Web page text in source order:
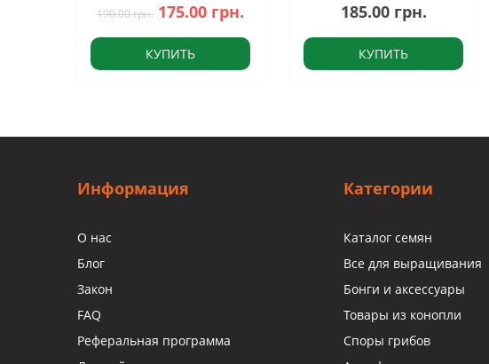
190.00 грн. 175.00 грн.
КУПИТЬ
185.00 грн.
КУПИТЬ
Информация
О нас
Блог
Закон
FAQ
Реферальная программа
Категории
Каталог семян
Все для выращивания
Бонги и аксессуары
Товары из конопли
Споры грибов